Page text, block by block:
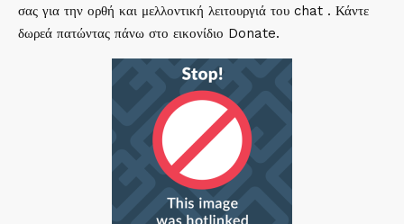
σας για την ορθή και μελλοντική λειτουργιά του chat . Κάντε
δωρεά πατώντας πάνω στο εικονίδιο Donate.